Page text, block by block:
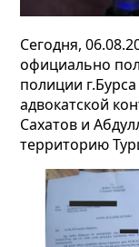
Сегодня,
официально
полиции
адвокатской
Сахатов и
территорию